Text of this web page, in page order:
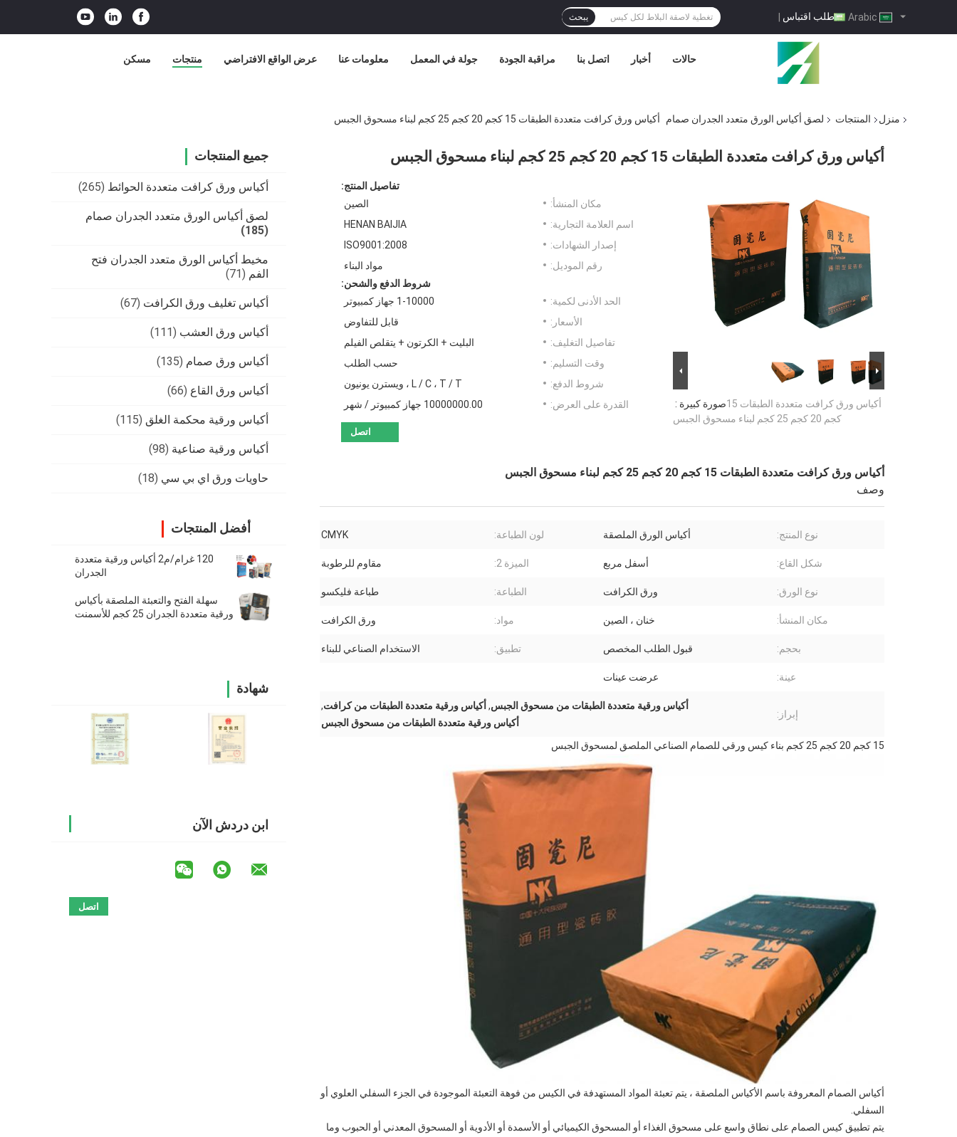
طلب اقتباس | يبحث
مسكن منتجات عرض الواقع الافتراضي معلومات عنا جولة في المعمل مراقبة الجودة اتصل بنا أخبار حالات
منزل المنتجات لصق أكياس الورق متعدد الجدران صمام أكياس ورق كرافت متعددة الطبقات 15 كجم 20 كجم 25 كجم لبناء مسحوق الجبس
جميع المنتجات
أكياس ورق كرافت متعددة الحوائط (265)
لصق أكياس الورق متعدد الجدران صمام
(185)
مخيط أكياس الورق متعدد الجدران فتح
الفم (71)
أكياس تغليف ورق الكرافت (67)
أكياس ورق العشب (111)
أكياس ورق صمام (135)
أكياس ورق القاع (66)
أكياس ورقية محكمة الغلق (115)
أكياس ورقية صناعية (98)
حاويات ورق اي بي سي (18)
أفضل المنتجات
120 غرام/م2 أكياس ورقية متعددة
الجدران
سهلة الفتح والتعبئة الملصقة بأكياس
ورقية متعددة الجدران 25 كجم للأسمنت
شهادة
ابن دردش الآن
أكياس ورق كرافت متعددة الطبقات 15 كجم 20 كجم 25 كجم لبناء مسحوق الجبس
صورة كبيرة :أكياس ورق كرافت متعددة الطبقات 15
كجم 20 كجم 25 كجم لبناء مسحوق الجبس
تفاصيل المنتج:
مكان المنشأ:
الصين
اسم العلامة التجارية:
HENAN BAIJIA
إصدار الشهادات:
ISO9001:2008
رقم الموديل:
مواد البناء
شروط الدفع والشحن:
الحد الأدنى لكمية:
1-10000 جهاز كمبيوتر
الأسعار:
قابل للتفاوض
تفاصيل التغليف:
البليت + الكرتون + يتقلص الفيلم
وقت التسليم:
حسب الطلب
شروط الدفع:
L / C ، T / T ، ويسترن يونيون
القدرة على العرض:
10000000.00 جهاز كمبيوتر / شهر
اتصل
أكياس ورق كرافت متعددة الطبقات 15 كجم 20 كجم 25 كجم لبناء مسحوق الجبس
وصف
نوع المنتج: أكياس الورق الملصقة لون الطباعة: CMYK
شكل القاع: أسفل مربع الميزة 2: مقاوم للرطوبة
نوع الورق: ورق الكرافت الطباعة: طباعة فليكسو
مكان المنشأ: خنان ، الصين مواد: ورق الكرافت
بحجم: قبول الطلب المخصص تطبيق: الاستخدام الصناعي للبناء
عينة: عرضت عينات
إبراز:
أكياس ورقية متعددة الطبقات من مسحوق الجبس, أكياس ورقية متعددة الطبقات من كرافت,
أكياس ورقية متعددة الطبقات من مسحوق الجبس
15 كجم 20 كجم 25 كجم بناء كيس ورقي للصمام الصناعي الملصق لمسحوق الجبس
أكياس الصمام المعروفة باسم الأكياس الملصقة ، يتم تعبئة المواد المستهدفة في الكيس من فوهة التعبئة الموجودة في الجزء السفلي العلوي أو
السفلي.
يتم تطبيق كيس الصمام على نطاق واسع على مسحوق الغذاء أو المسحوق الكيميائي أو الأسمدة أو الأدوية أو المسحوق المعدني أو الحبوب وما